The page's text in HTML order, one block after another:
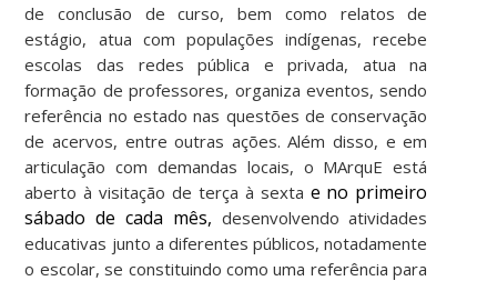
de conclusão de curso, bem como relatos de
estágio, atua com populações indígenas, recebe
escolas das redes pública e privada, atua na
formação de professores, organiza eventos, sendo
referência no estado nas questões de conservação
de acervos, entre outras ações. Além disso, e em
articulação com demandas locais, o MArquE está
aberto à visitação de terça à sexta e no primeiro
sábado de cada mês, desenvolvendo atividades
educativas junto a diferentes públicos, notadamente
o escolar, se constituindo como uma referência para